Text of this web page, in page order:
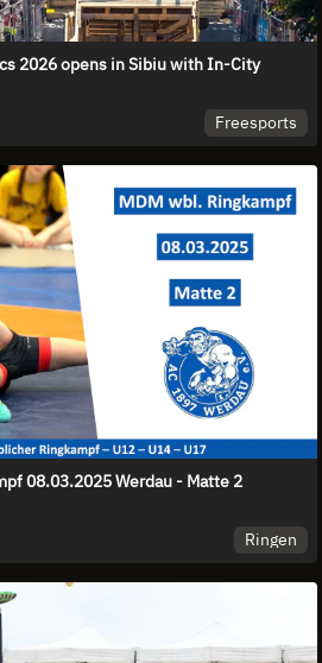
2026 opens in Sibiu with In-City
Freesports
08.03.2025 Werdau - Matte 2
Ringen